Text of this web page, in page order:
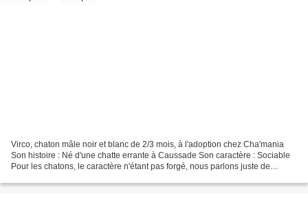
Virco, chaton mâle noir et blanc de 2/3 mois, à l'adoption chez Cha'mania
Son histoire : Né d'une chatte errante à Caussade Son caractère : Sociable
Pour les chatons, le caractère n'étant pas forgé, nous parlons juste de